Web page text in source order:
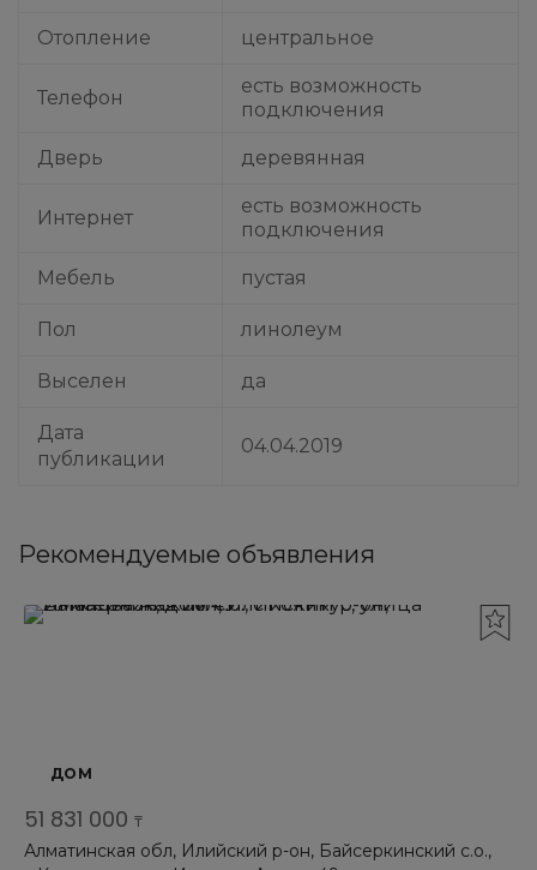
Отопление центральное
Телефон
есть возможность
подключения
Дверь деревянная
Интернет
есть возможность
подключения
Мебель пустая
Пол линолеум
Выселен да
Дата
публикации
04.04.2019
Рекомендуемые объявления
ДОМ
51 831 000 ₸
Алматинская обл, Илийский р-он, Байсеркинский с.о.,